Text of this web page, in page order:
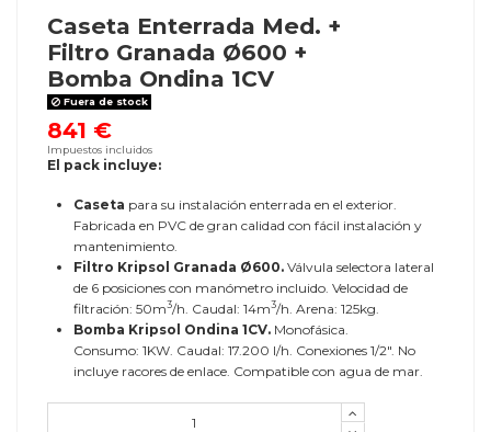
Caseta Enterrada Med. +
Filtro Granada Ø600 +
Bomba Ondina 1CV
Fuera de stock
841 €
Impuestos incluidos
El pack incluye:
Caseta para su instalación enterrada en el exterior.
Fabricada en PVC de gran calidad con fácil instalación y
mantenimiento.
Filtro Kripsol Granada Ø600. Válvula selectora lateral
de 6 posiciones con manómetro incluido. Velocidad de
filtración: 50m3/h. Caudal: 14m3/h. Arena: 125kg.
Bomba Kripsol Ondina 1CV. Monofásica.
Consumo: 1KW. Caudal: 17.200 l/h. Conexiones 1/2". No
incluye racores de enlace. Compatible con agua de mar.